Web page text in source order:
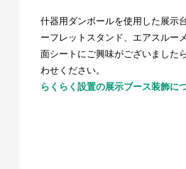
什器用ダンボールを使用した展示
ーフレットスタンド、エアスルー
面シートにご興味がございました
わせください。
らくらく設置の展示ブース装飾に